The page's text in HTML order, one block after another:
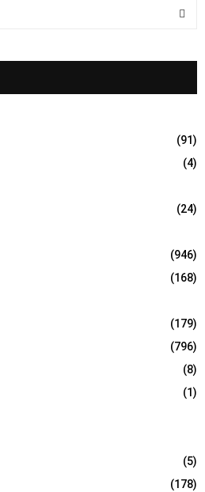
R
C
H
(91)
(4)
(24)
(946)
(168)
(179)
(796)
(8)
(1)
(5)
(178)